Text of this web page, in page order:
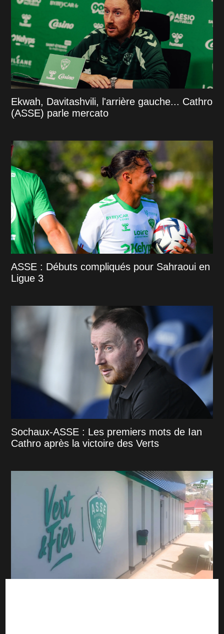
Ekwah, Davitashvili, l'arrière gauche... Cathro
(ASSE) parle mercato
ASSE : Débuts compliqués pour Sahraoui en
Ligue 3
Sochaux-ASSE : Les premiers mots de Ian
Cathro après la victoire des Verts